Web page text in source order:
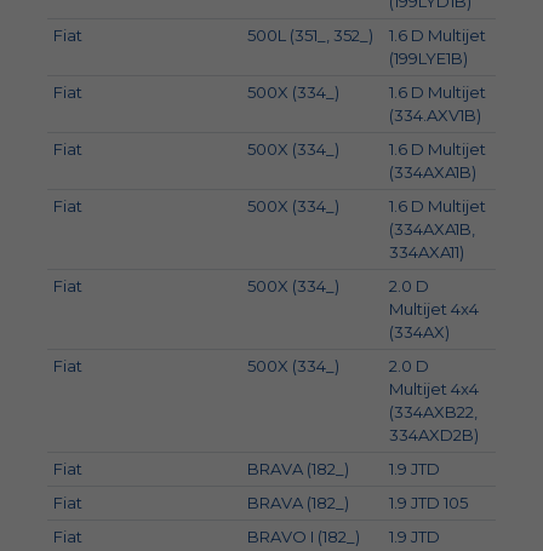
Fiat 500L (351_, 352_)
1.6 D Multijet
(199LYE1B)
Fiat 500X (334_)
1.6 D Multijet
(334.AXV1B)
Fiat 500X (334_)
1.6 D Multijet
(334AXA1B)
Fiat 500X (334_)
1.6 D Multijet
(334AXA1B,
334AXA11)
Fiat 500X (334_)
2.0 D
Multijet 4x4
(334AX)
Fiat 500X (334_)
2.0 D
Multijet 4x4
(334AXB22,
334AXD2B)
Fiat BRAVA (182_) 1.9 JTD
Fiat
BRAVA (182_) 1.9 JTD 105
Fiat
BRAVO I (182_) 1.9 JTD